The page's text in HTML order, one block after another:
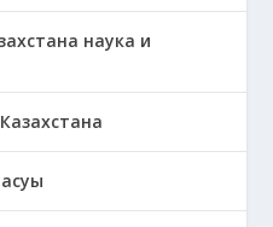
наука и